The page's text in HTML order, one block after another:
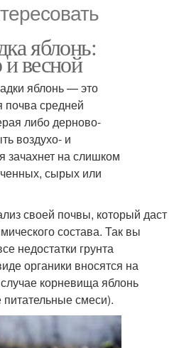
яблонь:
весной
яблонь — это
почва средней
либо дерново-
воздухо- и
зачахнет на слишком
сырых или
своей почвы, который даст
состава. Так вы
недостатки грунта
органики вносятся на
корневища яблонь
смеси).